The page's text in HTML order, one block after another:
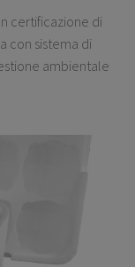
certificazione di
con sistema di
ambientale